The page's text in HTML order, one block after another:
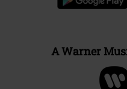
A Warner